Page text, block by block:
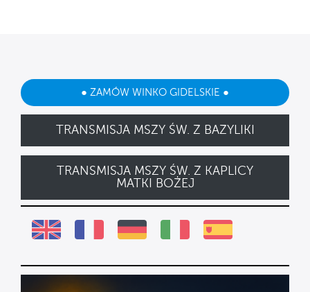
● ZAMÓW WINKO GIDELSKIE ●
TRANSMISJA MSZY ŚW. Z BAZYLIKI
TRANSMISJA MSZY ŚW. Z KAPLICY
MATKI BOŻEJ